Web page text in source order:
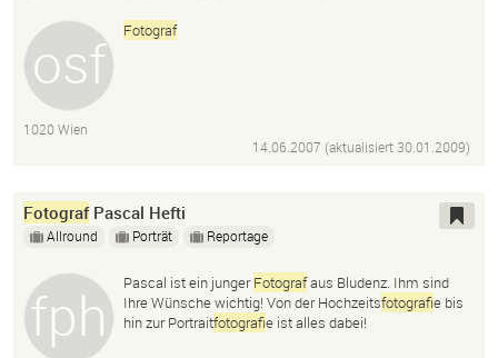
Fotograf
1020 Wien
14.06.2007 (aktualisiert 30.01.2009)
FotografPascal Hefti
Allround Porträt Reportage
Pascal ist ein jungerFotografaus Bludenz. Ihm sind
Ihre Wünsche wichtig! Von der Hochzeitsfotografie bis
hin zur Portraitfotografie ist alles dabei!